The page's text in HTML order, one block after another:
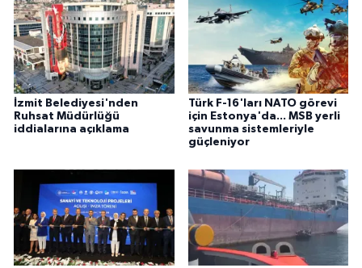
İzmit Belediyesi'nden
Ruhsat Müdürlüğü
iddialarına açıklama
Türk F-16'ları NATO görevi
için Estonya'da... MSB yerli
savunma sistemleriyle
güçleniyor